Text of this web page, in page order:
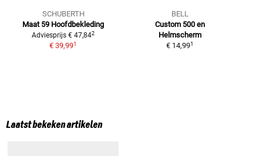
SCHUBERTH
Maat 59 Hoofdbekleding
Adviesprijs € 47,842
€ 39,991
BELL
Custom 500 en
Helmscherm
€ 14,991
Laatst bekeken artikelen